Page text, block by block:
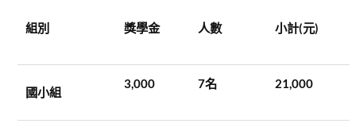
組別 獎學金 人數 小計(元)
國小組
3,000 7名 21,000